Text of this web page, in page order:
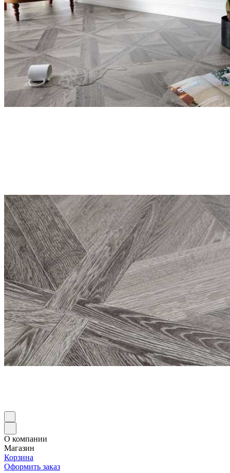
О компании
Магазин
Корзина
Оформить заказ